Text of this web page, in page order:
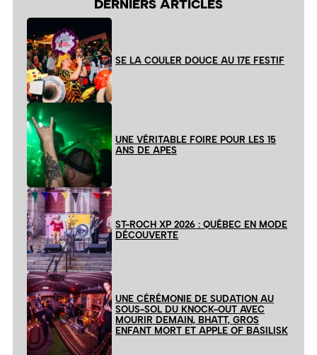
DERNIERS ARTICLES
SE LA COULER DOUCE AU 17E FESTIF
UNE VÉRITABLE FOIRE POUR LES 15
ANS DE APES
ST-ROCH XP 2026 : QUÉBEC EN MODE
DÉCOUVERTE
UNE CÉRÉMONIE DE SUDATION AU
SOUS-SOL DU KNOCK-OUT AVEC
MOURIR DEMAIN, BHATT, GROS
ENFANT MORT ET APPLE OF BASILISK